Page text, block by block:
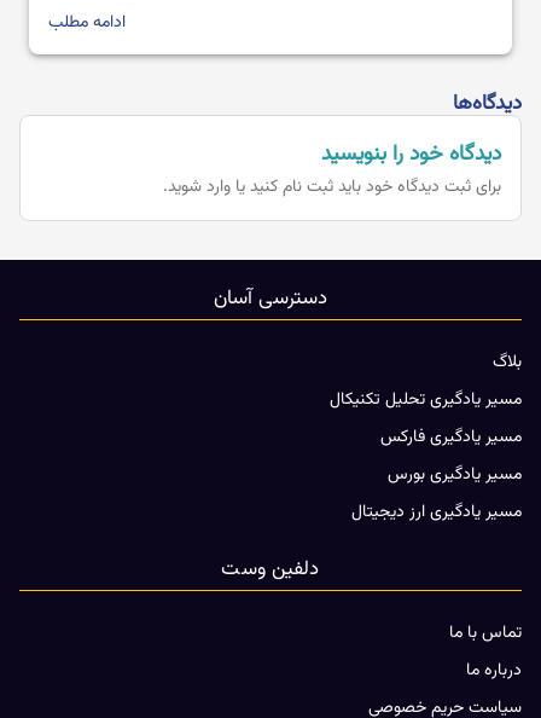
ادامه مطلب
دیدگاه‌ها
دیدگاه خود را بنویسید
برای ثبت دیدگاه خود بایدثبت نام کنید یا وارد شوید.
دسترسی آسان
بلاگ
مسیر یادگیری تحلیل تکنیکال
مسیر یادگیری فارکس
مسیر یادگیری بورس
مسیر یادگیری ارز دیجیتال
دلفین وست
تماس با ما
درباره ما
سیاست حریم خصوصی